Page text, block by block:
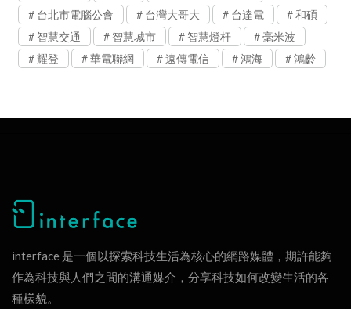
台北市電腦公會
台灣大哥大 台達電
和碩
智慧交通
智慧城市 智慧燈杆
毫米波
耀登
華電聯網 遠傳電信 鴻海 鴻齡
interface 是一個以探索科技生活為核心的網路媒體，期許能夠
作為科技與人們之間的溝通媒介，分享科技如何改變生活的各
種樣貌。